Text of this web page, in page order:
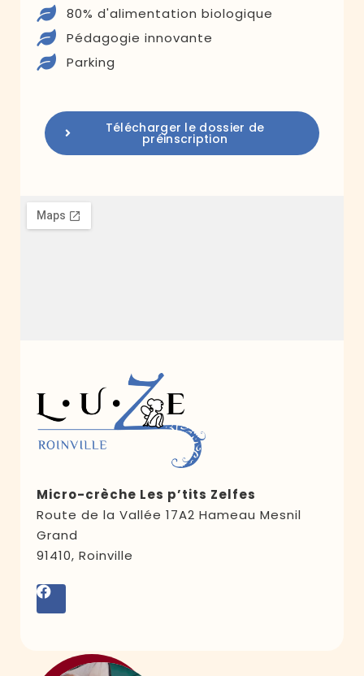
80% d'alimentation biologique
Pédagogie innovante
Parking
Télécharger le dossier de
préinscription
Micro-crèche Les p’tits Zelfes
Route de la Vallée 17A2 Hameau Mesnil
Grand
91410, Roinville